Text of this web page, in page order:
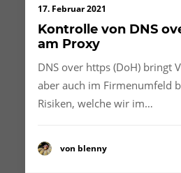
17. Februar 2021
Kontrolle von DNS
am Proxy
DNS over https (DoH) bringt
aber auch im Firmenumfeld
Risiken, welche wir im…
von blenny